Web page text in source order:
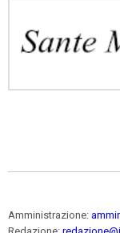
Amministrazione: